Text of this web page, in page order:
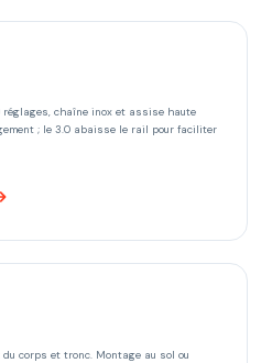
réglages, chaîne inox et assise haute
; le 3.0 abaisse le rail pour faciliter
corps et tronc. Montage au sol ou